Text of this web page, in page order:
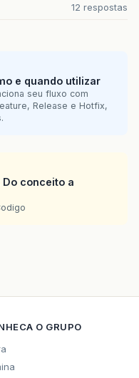
12 respostas
e quando utilizar
seu fluxo com
Release e Hotfix,
conceito a
O GRUPO